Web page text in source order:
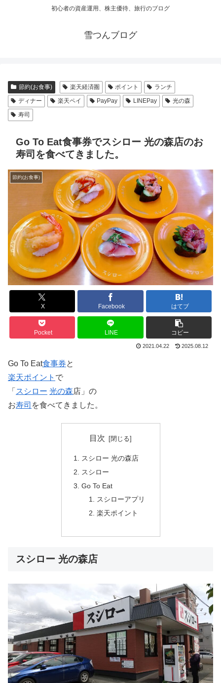
初心者の資産運用、株主優待、旅行のブログ
雪つんブログ
節約(お食事) 楽天経済圏 ポイント
ランチ
ディナー
楽天ペイ PayPay LINEPay
光の森
寿司
Go To Eat食事券でスシロー 光の森店のお
寿司を食べてきました。
節約(お食事)
X Facebook はてブ
Pocket LINE コピー
2021.04.22 2025.08.12
Go To Eat食事券と
楽天ポイント で
「 スシロー 光の森店」の
お寿司 を食べてきました。
目次
スシロー 光の森店
スシロー
Go To Eat
スシローアプリ
楽天ポイント
スシロー 光の森店